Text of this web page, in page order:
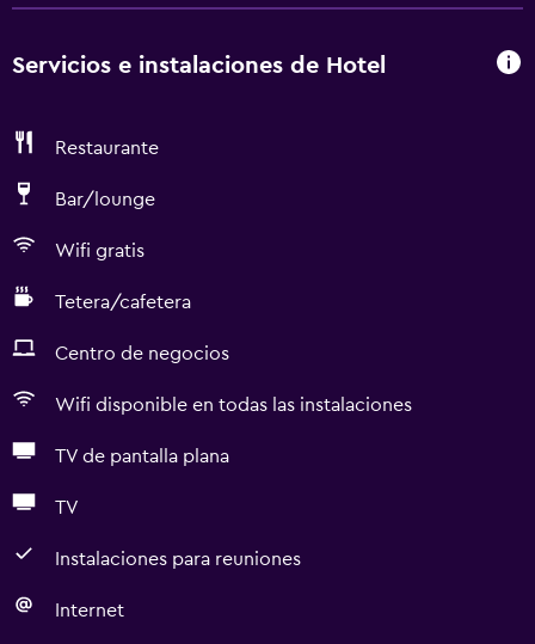
Servicios e instalaciones de Hotel
Restaurante
Bar/lounge
Wifi gratis
Tetera/cafetera
Centro de negocios
Wifi disponible en todas las instalaciones
TV de pantalla plana
TV
Instalaciones para reuniones
Internet